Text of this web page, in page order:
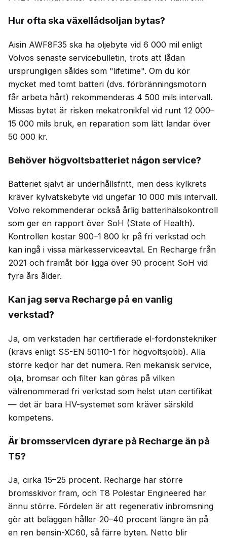
Hur ofta ska växellådsoljan bytas?
Aisin AWF8F35 ska ha oljebyte vid 6 000 mil enligt
Volvos senaste servicebulletin, trots att lådan
ursprungligen såldes som "lifetime". Om du kör
mycket med tomt batteri (dvs. förbränningsmotorn
får arbeta hårt) rekommenderas 4 500 mils intervall.
Missas bytet är risken mekatronikfel vid runt 12 000–
15 000 mils bruk, en reparation som lätt landar över
50 000 kr.
Behöver högvoltsbatteriet någon service?
Batteriet självt är underhållsfritt, men dess kylkrets
kräver kylvätskebyte vid ungefär 10 000 mils intervall.
Volvo rekommenderar också årlig batterihälsokontroll
som ger en rapport över SoH (State of Health).
Kontrollen kostar 900–1 800 kr på fri verkstad och
kan ingå i vissa märkesserviceavtal. En Recharge från
2021 och framåt bör ligga över 90 procent SoH vid
fyra års ålder.
Kan jag serva Recharge på en vanlig
verkstad?
Ja, om verkstaden har certifierade el-fordonstekniker
(krävs enligt SS-EN 50110-1 för högvoltsjobb). Alla
större kedjor har det numera. Ren mekanisk service,
olja, bromsar och filter kan göras på vilken
välrenommerad fri verkstad som helst utan certifikat
— det är bara HV-systemet som kräver särskild
kompetens.
Är bromsservicen dyrare på Recharge än på
T5?
Ja, cirka 15–25 procent. Recharge har större
bromsskivor fram, och T8 Polestar Engineered har
ännu större. Fördelen är att regenerativ inbromsning
gör att beläggen håller 20–40 procent längre än på
en ren bensin-XC60, så färre byten. Netto blir